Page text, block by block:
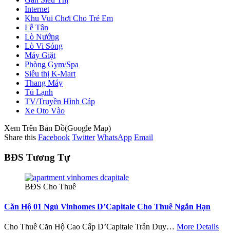
Internet
Khu Vui Chơi Cho Trẻ Em
Lễ Tân
Lò Nướng
Lò Vi Sóng
Máy Giặt
Phòng Gym/Spa
Siêu thị K-Mart
Thang Máy
Tủ Lạnh
TV/Truyền Hình Cáp
Xe Oto Vào
Xem Trên Bản Đồ(Google Map)
Share this Facebook Twitter WhatsApp Email
BĐS Tương Tự
BĐS Cho Thuê
Căn Hộ 01 Ngủ Vinhomes D’Capitale Cho Thuê Ngắn Hạn
Cho Thuê Căn Hộ Cao Cấp D’Capitale Trần Duy… More Details